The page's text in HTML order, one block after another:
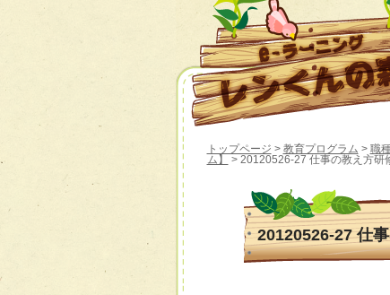
トップページ > 教育プログラム > 職
ム】
> 20120526-27 仕事の教え方研
20120526-27 仕